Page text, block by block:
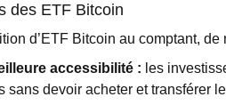
des ETF Bitcoin
d’ETF Bitcoin au comptant,
accessibilité : les
sans devoir acheter et transférer